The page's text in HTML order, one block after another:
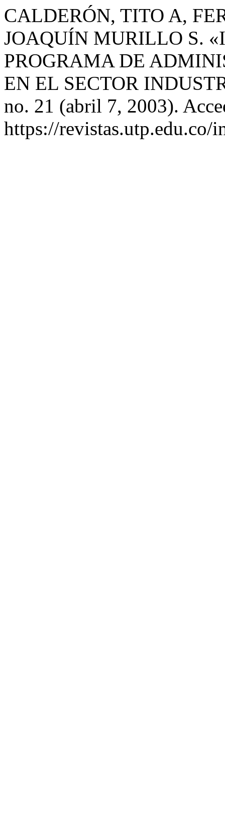
CALDERÓN, TITO A,
JOAQUÍN MURILLO S.
PROGRAMA DE
EN EL SECTOR
no. 21 (abril 7, 2003).
https://revistas.utp.edu.co/